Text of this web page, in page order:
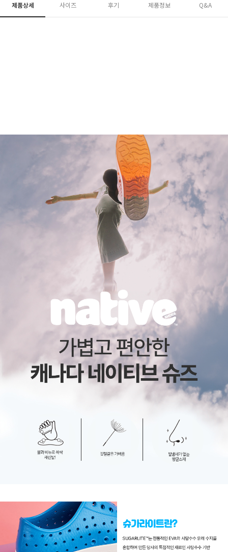
제품상세 사이즈 후기 제품정보 Q&A